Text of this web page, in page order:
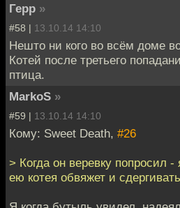
Герр »
#58 | 13.10.14 14:10
Нешто ни кого во всём доме
Котей после третьего
птица.
MarkoS »
#59 | 13.10.14 14:10
Кому: Sweet Death, #26
> Когда он веревку попросил
ею котея обвяжет и